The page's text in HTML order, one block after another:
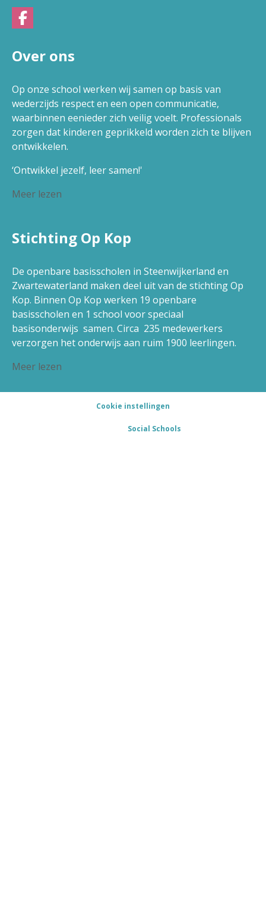
Over ons
Op onze school werken wij samen op basis van
wederzijds respect en een open communicatie,
waarbinnen eenieder zich veilig voelt. Professionals
zorgen dat kinderen geprikkeld worden zich te blijven
ontwikkelen.
‘Ontwikkel jezelf, leer samen!'
Meer lezen
Stichting Op Kop
De openbare basisscholen in Steenwijkerland en
Zwartewaterland maken deel uit van de stichting Op
Kop. Binnen Op Kop werken 19 openbare
basisscholen en 1 school voor speciaal
basisonderwijs samen. Circa 235 medewerkers
verzorgen het onderwijs aan ruim 1900 leerlingen.
Meer lezen
Cookie instellingen
Social Schools